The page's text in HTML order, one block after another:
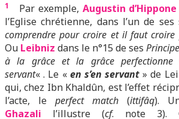
1 Par exemple, Augustin d’Hippone
l’Eglise chrétienne, dans l’un de
comprendre pour croire et il faut croire
Ou Leibniz dans le n°15 de ses
à la grâce et la grâce perfectionne
servant« . Le « en s’en servant » de
qui, chez Ibn Khaldûn, est l’effet
l’acte, le perfect match (ittifâq).
Ghazali l’illustre (cf. note 3).